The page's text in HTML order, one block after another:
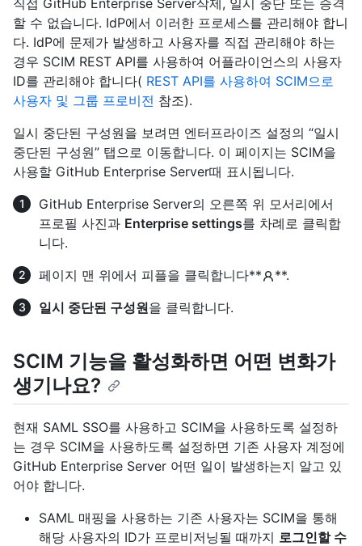
할 수 없습니다. IdP에서 이러한 프로세스를 관리해야 합니
다. IdP에 문제가 발생하고 사용자를 직접 관리해야 하는
경우 SCIM REST API를 사용하여 어플라이언스의 사용자
ID를 관리해야 합니다( REST API를 사용하여 SCIM으로
사용자 및 그룹 프로비전 참조).
일시 중단된 구성원을 보려면 엔터프라이즈 설정의 “일시
중단된 구성원” 탭으로 이동합니다. 이 페이지는 SCIM을
사용할 GitHub Enterprise Server때 표시됩니다.
GitHub Enterprise Server의 오른쪽 위 모서리에서
프로필 사진과 Enterprise settings를 차례로 클릭합
니다.
페이지 맨 위에서 피플을 클릭합니다**
**.
일시 중단된 구성원을 클릭합니다.
SCIM 기능을 활성화하면 어떤 변화가
생기나요?
현재 SAML SSO를 사용하고 SCIM을 사용하도록 설정하
는 경우 SCIM을 사용하도록 설정하면 기존 사용자 계정에
GitHub Enterprise Server 어떤 일이 발생하는지 알고 있
어야 합니다.
SAML 매핑을 사용하는 기존 사용자는 SCIM을 통해
해당 사용자의 ID가 프로비저닝될 때까지 로그인할 수